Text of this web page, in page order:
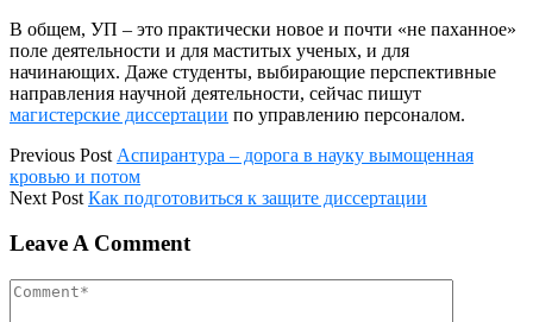
В общем, УП – это практически новое и почти «не паханное»
поле деятельности и для маститых ученых, и для
начинающих. Даже студенты, выбирающие перспективные
направления научной деятельности, сейчас пишут
магистерские диссертации по управлению персоналом.
Previous Post Аспирантура – дорога в науку вымощенная
кровью и потом
Next Post Как подготовиться к защите диссертации
Leave A Comment